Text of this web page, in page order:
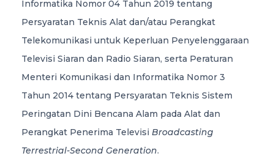
Informatika Nomor 04 Tahun 2019 tentang
Persyaratan Teknis Alat dan/atau Perangkat
Telekomunikasi untuk Keperluan Penyelenggaraan
Televisi Siaran dan Radio Siaran, serta Peraturan
Menteri Komunikasi dan Informatika Nomor 3
Tahun 2014 tentang Persyaratan Teknis Sistem
Peringatan Dini Bencana Alam pada Alat dan
Perangkat Penerima Televisi Broadcasting
Terrestrial-Second Generation.